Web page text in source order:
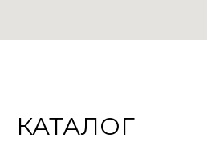
КАТАЛОГ